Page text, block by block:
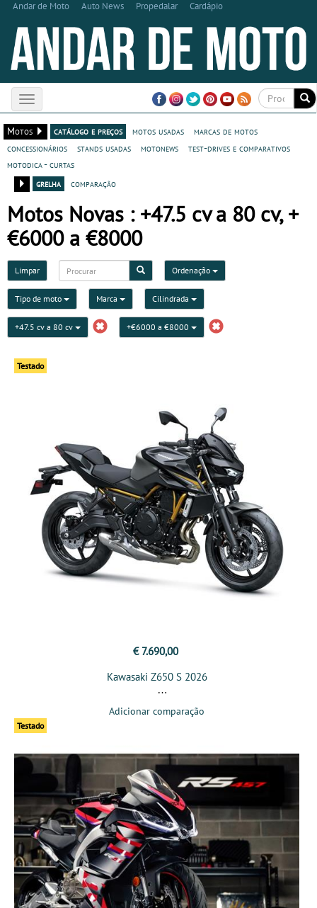
Andar de Moto Auto News Propedalar Cardápio
Toggle
navigation
Motos
catálogo e preços motos usadas
marcas de motos
concessionários
stands usadas motonews
test-drives e comparativos
motodica - curtas
grelha
comparação
Motos Novas : +47.5 cv a 80 cv, +
€6000 a €8000
Limpar Ordenação
Tipo de moto Marca Cilindrada
+47.5 cv a 80 cv +€6000 a €8000
Testado
€ 7.690,00
Kawasaki Z650 S 2026
Adicionar comparação
Testado